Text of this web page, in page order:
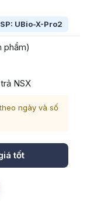
UBio-X-Pro2
phẩm)
NSX
ngày và số
tốt